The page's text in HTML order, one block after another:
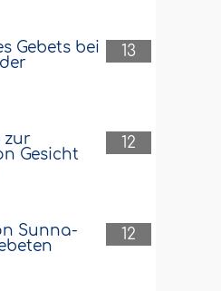
13
Gebets bei
12
zur
Gesicht
12
Sunna-